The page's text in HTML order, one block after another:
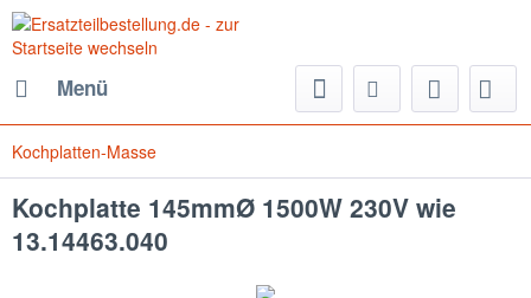
Menü
Kochplatten-Masse
Kochplatte 145mmØ 1500W 230V wie
13.14463.040